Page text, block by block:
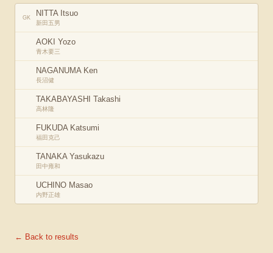
GK NITTA Itsuo
新田五男
AOKI Yozo
青木要三
NAGANUMA Ken
長沼健
TAKABAYASHI Takashi
高林隆
FUKUDA Katsumi
福田克己
TANAKA Yasukazu
田中雍和
UCHINO Masao
内野正雄
← Back to results